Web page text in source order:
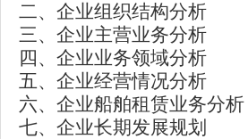
二、企业组织结构分析
三、企业主营业务分析
四、企业业务领域分析
五、企业经营情况分析
六、企业船舶租赁业务分析
七、企业长期发展规划